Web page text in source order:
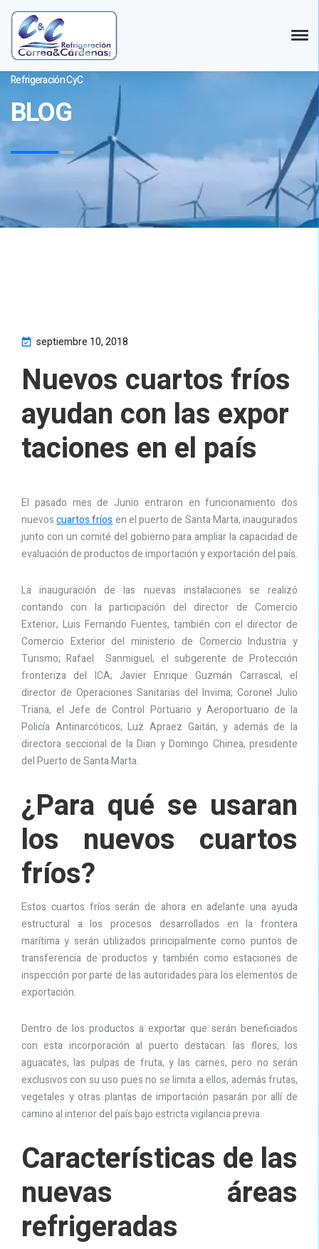
Refrigeración CyC
BLOG
septiembre 10, 2018
Nuevos cuartos fríos
ayudan con las expor
taciones en el país
El pasado mes de Junio entraron en funcionamiento dos
nuevoscuartos fríos en el puerto de Santa Marta, inaugurados
junto con un comité del gobierno para ampliar la capacidad de
evaluación de productos de importación y exportación del país.
La inauguración de las nuevas instalaciones se realizó
contando con la participación del director de Comercio
Exterior, Luis Fernando Fuentes, también con el director de
Comercio Exterior del ministerio de Comercio Industria y
Turismo; Rafael Sanmiguel, el subgerente de Protección
fronteriza del ICA; Javier Enrique Guzmán Carrascal, el
director de Operaciones Sanitarias del Invima; Coronel Julio
Triana, el Jefe de Control Portuario y Aeroportuario de la
Policía Antinarcóticos; Luz Apraez Gaitán, y además de la
directora seccional de la Dian y Domingo Chinea, presidente
del Puerto de Santa Marta.
¿Para qué se usaran
los nuevos cuartos
fríos?
Estos cuartos fríos serán de ahora en adelante una ayuda
estructural a los procesos desarrollados en la frontera
marítima y serán utilizados principalmente como puntos de
transferencia de productos y también como estaciones de
inspección por parte de las autoridades para los elementos de
exportación.
Dentro de los productos a exportar que serán beneficiados
con esta incorporación al puerto destacan: las flores, los
aguacates, las pulpas de fruta, y las carnes, pero no serán
exclusivos con su uso pues no se limita a ellos, además frutas,
vegetales y otras plantas de importación pasarán por allí de
camino al interior del país bajo estricta vigilancia previa.
Características de las
nuevas áreas
refrigeradas